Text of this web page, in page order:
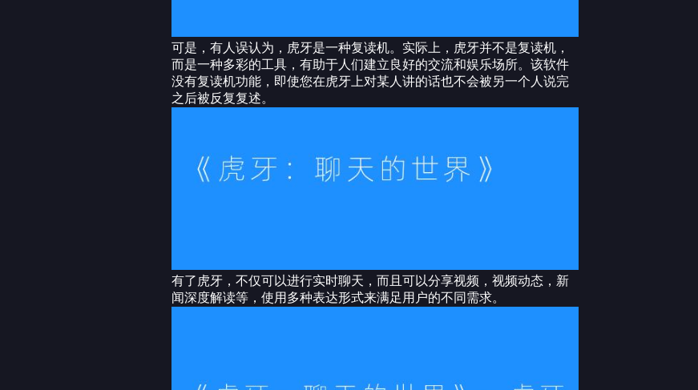
可是，有人误认为，虎牙是一种复读机。实际上，虎牙并不是复读机，
而是一种多彩的工具，有助于人们建立良好的交流和娱乐场所。该软件
没有复读机功能，即使您在虎牙上对某人讲的话也不会被另一个人说完
之后被反复复述。
有了虎牙，不仅可以进行实时聊天，而且可以分享视频，视频动态，新
闻深度解读等，使用多种表达形式来满足用户的不同需求。